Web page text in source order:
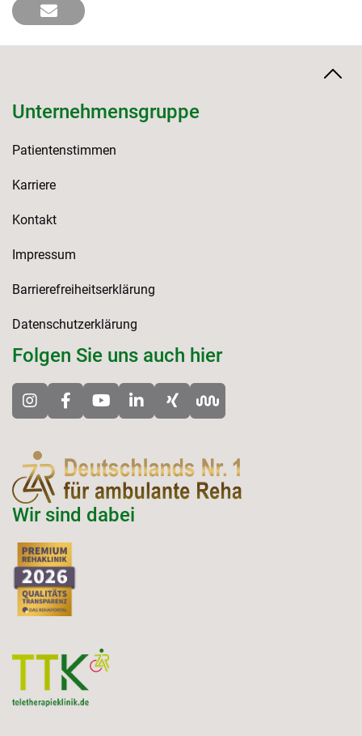
Unternehmensgruppe
Patientenstimmen
Karriere
Kontakt
Impressum
Barrierefreiheitserklärung
Datenschutzerklärung
Folgen Sie uns auch hier
Wir sind dabei